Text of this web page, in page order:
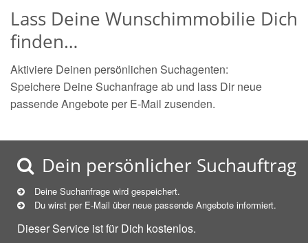
Lass Deine Wunschimmobilie Dich
finden…
Aktiviere Deinen persönlichen Suchagenten:
Speichere Deine Suchanfrage ab und lass Dir neue
passende Angebote per E-Mail zusenden.
Dein persönlicher Suchauftrag
Deine Suchanfrage wird gespeichert.
Du wirst per E-Mail über neue passende Angebote informiert.
Dieser Service ist für Dich kostenlos.